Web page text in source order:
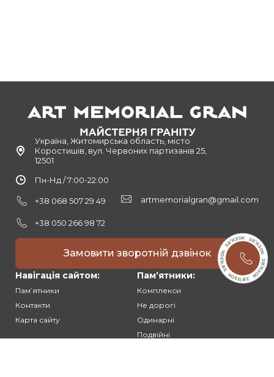
Україна, Житомирська область, місто
Коростишів, вул. Червоних партизанів 25,
12501
Пн-Нд / 7:00-22:00
+38 068 507 29 49
+38 050 266 98 72
artmemorialgran@gmail.com
Замовити зворотній дзвінок
Навігація сайтом:
Памʼятники
Контакти
Карта сайту
Памʼятники:
Комплекси
Не дорогі
Одинарні
Подвійні